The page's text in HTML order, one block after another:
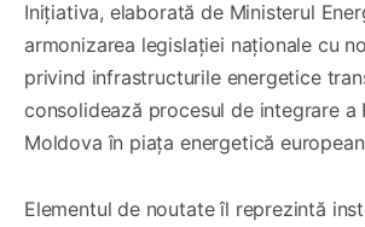
Inițiativa, elaborată de Ministerul
armonizarea legislației naționale cu
privind infrastructurile energetice
consolidează procesul de integrare a
Moldova în piața energetică
Elementul de noutate îl reprezintă